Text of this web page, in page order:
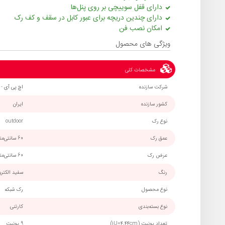
دارای قفل سوییچی بر روی پنل‌ها
دارای چندین دریچه برای عبور کابل در سقف و کف رک
امکان نصب فن
ویژگی های محصول
مشخصات کلی
شرکت سازنده اچ پی آی - HPI
کشور سازنده ایران
نوع رک outdoor
عمق رک 60 سانتی‌متر
عرض رک 60 سانتی‌متر
رنگ سفید
نوع محصول رک شبکه
نوع بسته‌بندی کارتنی